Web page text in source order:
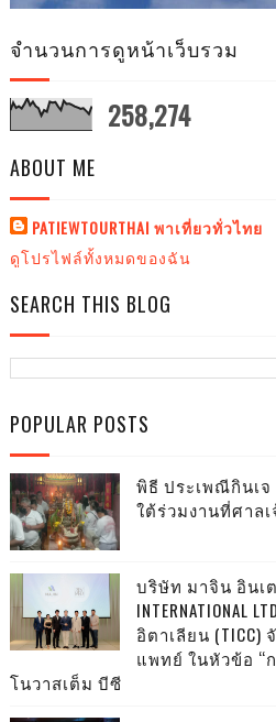
จำนวนการดูหน้าเว็บรวม
258,274
ABOUT ME
PATIEWTOURTHAI พาเที่ยวทั่วไทย
ดูโปรไฟล์ทั้งหมดของฉัน
SEARCH THIS BLOG
POPULAR POSTS
พิธี ประเพณีกินเ
ใต้ร่วมงานที่ศาลเ
บริษัท มาจิน อินเ
อิตาเลียน
แพทย์ ในหัวข้อ “
โนวาสเต็ม บีซี